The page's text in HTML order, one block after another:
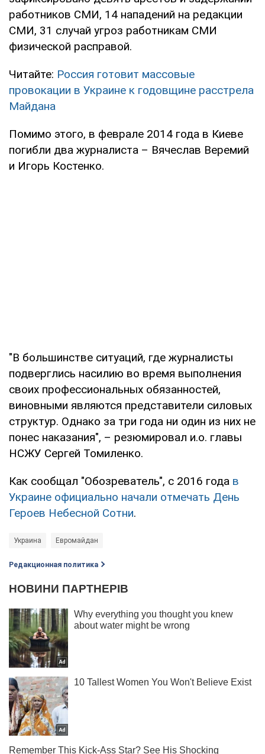
работников СМИ, 14 нападений на редакции
СМИ, 31 случай угроз работникам СМИ
физической расправой.
Читайте: Россия готовит массовые
провокации в Украине к годовщине расстрела
Майдана
Помимо этого, в феврале 2014 года в Киеве
погибли два журналиста – Вячеслав Веремий
и Игорь Костенко.
"В большинстве ситуаций, где журналисты
подверглись насилию во время выполнения
своих профессиональных обязанностей,
виновными являются представители силовых
структур. Однако за три года ни один из них не
понес наказания", – резюмировал и.о. главы
НСЖУ Сергей Томиленко.
Как сообщал "Обозреватель", с 2016 года в
Украине официально начали отмечать День
Героев Небесной Сотни.
Украина Евромайдан
Редакционная политика